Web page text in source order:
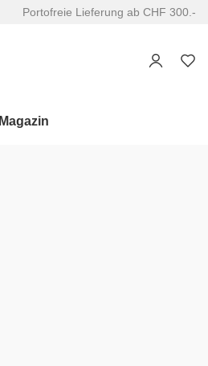
Portofreie Lieferung ab CHF 300.-
Magazin